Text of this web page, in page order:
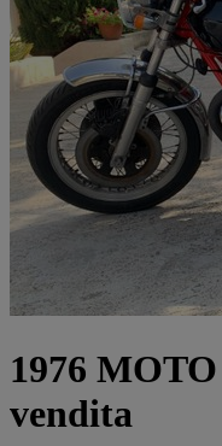
1976
vendita